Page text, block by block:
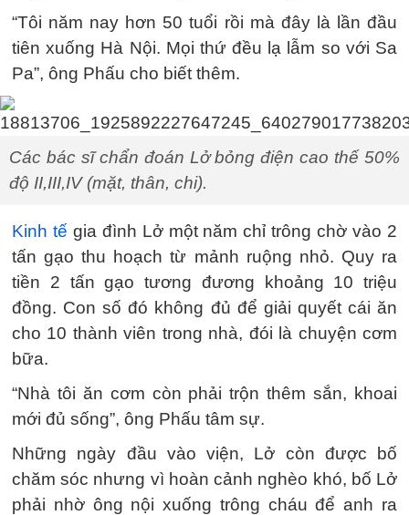
“Tôi năm nay hơn 50 tuổi rồi mà đây là lần đầu
tiên xuống Hà Nội. Mọi thứ đều lạ lẫm so với Sa
Pa”, ông Phấu cho biết thêm.
Các bác sĩ chẩn đoán Lở bỏng điện cao thế 50%
độ II,III,IV (mặt, thân, chi).
Kinh tế gia đình Lở một năm chỉ trông chờ vào 2
tấn gạo thu hoạch từ mảnh ruộng nhỏ. Quy ra
tiền 2 tấn gạo tương đương khoảng 10 triệu
đồng. Con số đó không đủ để giải quyết cái ăn
cho 10 thành viên trong nhà, đói là chuyện cơm
bữa.
“Nhà tôi ăn cơm còn phải trộn thêm sắn, khoai
mới đủ sống”, ông Phấu tâm sự.
Những ngày đầu vào viện, Lở còn được bố
chăm sóc nhưng vì hoàn cảnh nghèo khó, bố Lở
phải nhờ ông nội xuống trông cháu để anh ra